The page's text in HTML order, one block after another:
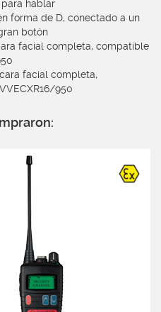
hablar
forma de D, conectado a un
botón
facial completa, compatible
facial completa,
950